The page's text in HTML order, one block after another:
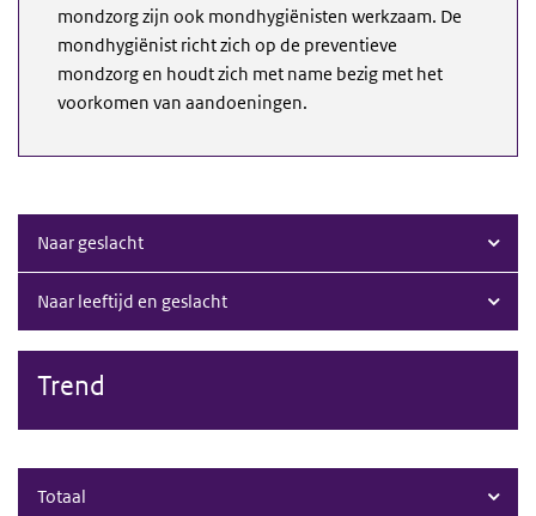
mondzorg zijn ook mondhygiënisten werkzaam. De
mondhygiënist richt zich op de preventieve
mondzorg en houdt zich met name bezig met het
voorkomen van aandoeningen.
Naar geslacht
Naar leeftijd en geslacht
Trend
Totaal